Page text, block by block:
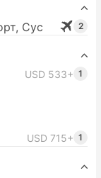
Сус
2
USD 533+ 1
USD 715+ 1